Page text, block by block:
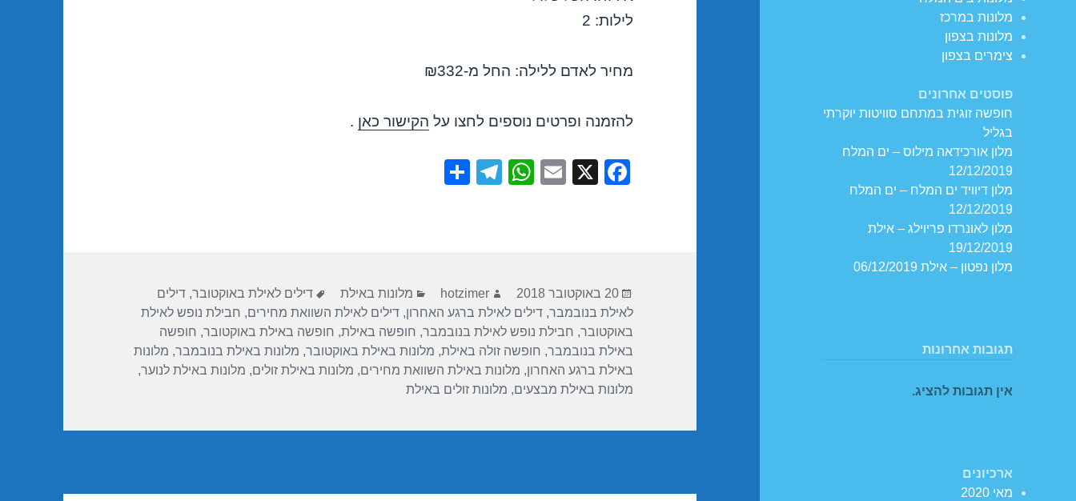
מלונות במרכז
מלונות בצפון
צימרים בצפון
פוסטים אחרונים
חופשה זוגית במתחם סוויטות יוקרתי
בגליל
מלון אורכידאה מילוס – ים המלח
12/12/2019
מלון דיוויד ים המלח – ים המלח
12/12/2019
מלון לאונרדו פריוילג – אילת
19/12/2019
מלון נפטון – אילת 06/12/2019
תגובות אחרונות
אין תגובות להציג.
ארכיונים
מאי 2020
לילות: 2
מחיר לאדם ללילה: החל מ-₪332
להזמנה ופרטים נוספים לחצו על הקישור כאן .
F
o
o
k
X
E
W
p
p
T
m
פורסם
בתאריך
20 באוקטובר 2018 מחבר
hotzimer קטגוריות
מלונות באילת תגיות
דילים לאילת באוקטובר,דילים
לאילת בנובמבר,דילים לאילת ברגע האחרון,דילים לאילת השוואת מחירים, חבילת נופש לאילת
באוקטובר, חבילת נופש לאילת בנובמבר, חופשה באילת, חופשה באילת באוקטובר, חופשה
באילת בנובמבר, חופשה זולה באילת, מלונות באילת באוקטובר, מלונות באילת בנובמבר, מלונות
באילת ברגע האחרון, מלונות באילת השוואת מחירים, מלונות באילת זולים, מלונות באילת לנוער,
מלונות באילת מבצעים, מלונות זולים באילת